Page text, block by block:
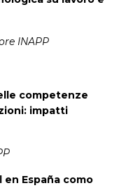
INAPP
competenze
impatti
España como